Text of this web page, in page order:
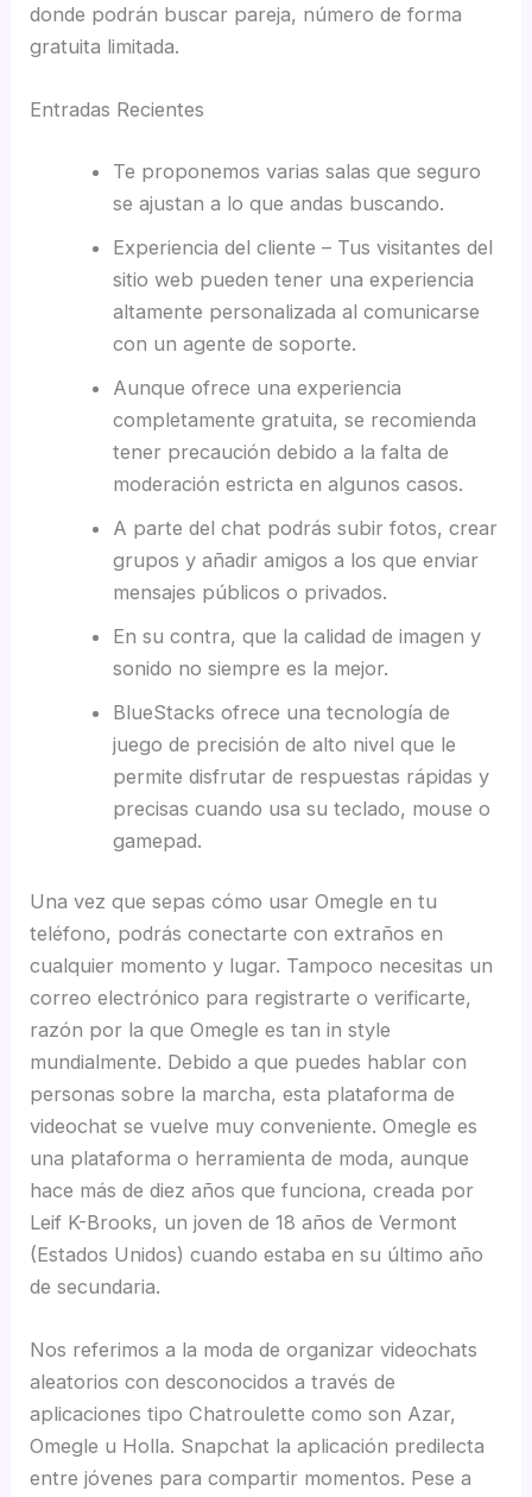
donde podrán buscar pareja, número de forma
gratuita limitada.
Entradas Recientes
Te proponemos varias salas que seguro
se ajustan a lo que andas buscando.
Experiencia del cliente – Tus visitantes del
sitio web pueden tener una experiencia
altamente personalizada al comunicarse
con un agente de soporte.
Aunque ofrece una experiencia
completamente gratuita, se recomienda
tener precaución debido a la falta de
moderación estricta en algunos casos.
A parte del chat podrás subir fotos, crear
grupos y añadir amigos a los que enviar
mensajes públicos o privados.
En su contra, que la calidad de imagen y
sonido no siempre es la mejor.
BlueStacks ofrece una tecnología de
juego de precisión de alto nivel que le
permite disfrutar de respuestas rápidas y
precisas cuando usa su teclado, mouse o
gamepad.
Una vez que sepas cómo usar Omegle en tu
teléfono, podrás conectarte con extraños en
cualquier momento y lugar. Tampoco necesitas un
correo electrónico para registrarte o verificarte,
razón por la que Omegle es tan in style
mundialmente. Debido a que puedes hablar con
personas sobre la marcha, esta plataforma de
videochat se vuelve muy conveniente. Omegle es
una plataforma o herramienta de moda, aunque
hace más de diez años que funciona, creada por
Leif K-Brooks, un joven de 18 años de Vermont
(Estados Unidos) cuando estaba en su último año
de secundaria.
Nos referimos a la moda de organizar videochats
aleatorios con desconocidos a través de
aplicaciones tipo Chatroulette como son Azar,
Omegle u Holla. Snapchat la aplicación predilecta
entre jóvenes para compartir momentos. Pese a